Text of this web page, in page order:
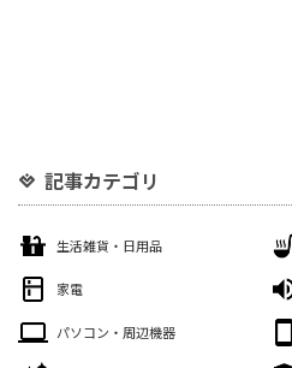
記事カテゴリ
生活雑貨・日用品
家電
パソコン・周辺機器